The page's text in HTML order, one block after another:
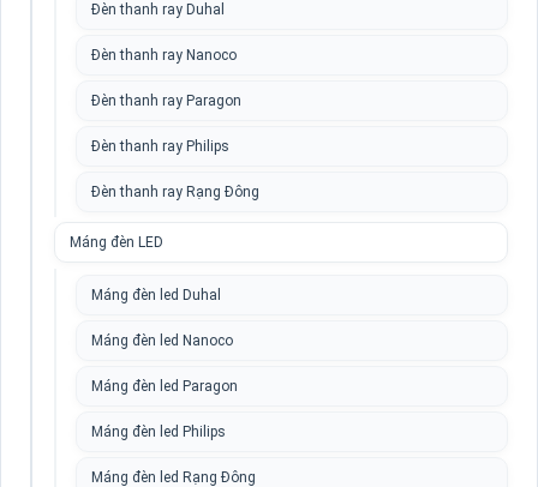
Đèn thanh ray Duhal
Đèn thanh ray Nanoco
Đèn thanh ray Paragon
Đèn thanh ray Philips
Đèn thanh ray Rạng Đông
Máng đèn LED
Máng đèn led Duhal
Máng đèn led Nanoco
Máng đèn led Paragon
Máng đèn led Philips
Máng đèn led Rạng Đông